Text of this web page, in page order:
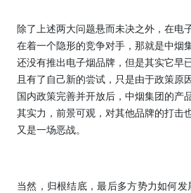
除了上述两大问题悬而未决之外，在电
在着一个隐形的竞争对手，那就是中烟
还没有推出电子烟品牌，但是其实它早
且有了自己新的尝试，只是由于政策原
国内政策完善并开放后，中烟集团的产
其实力，前景可观，对其他品牌的打击
又是一场恶战。
当然，归根结底，最后多方势力如何